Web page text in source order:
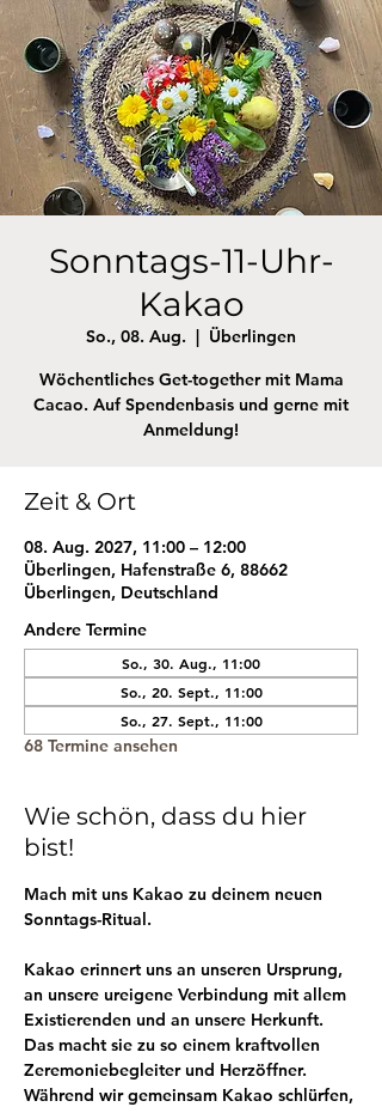
Sonntags-11-Uhr-
Kakao
So., 08. Aug.
  |
Überlingen
Wöchentliches Get-together mit Mama
Cacao. Auf Spendenbasis und gerne mit
Anmeldung!
Zeit & Ort
08. Aug. 2027, 11:00 – 12:00
Überlingen, Hafenstraße 6, 88662
Überlingen, Deutschland
Andere Termine
So., 30. Aug., 11:00
So., 20. Sept., 11:00
So., 27. Sept., 11:00
68 Termine ansehen
Wie schön, dass du hier
bist!
Mach mit uns Kakao zu deinem neuen
Sonntags-Ritual.
Kakao erinnert uns an unseren Ursprung,
an unsere ureigene Verbindung mit allem
Existierenden und an unsere Herkunft.
Das macht sie zu so einem kraftvollen
Zeremoniebegleiter und Herzöffner.
Während wir gemeinsam Kakao schlürfen,